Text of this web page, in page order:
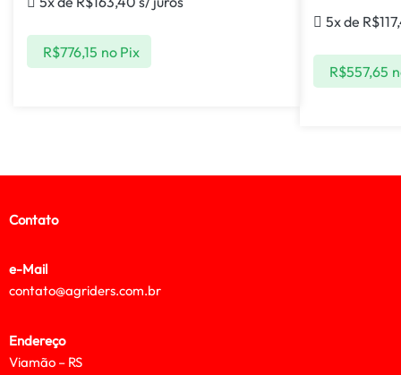
R$776,15 no Pix
5x de R$
R$557,65
Contato
e-Mail
contato@agriders.com.br
Endereço
Viamão – RS